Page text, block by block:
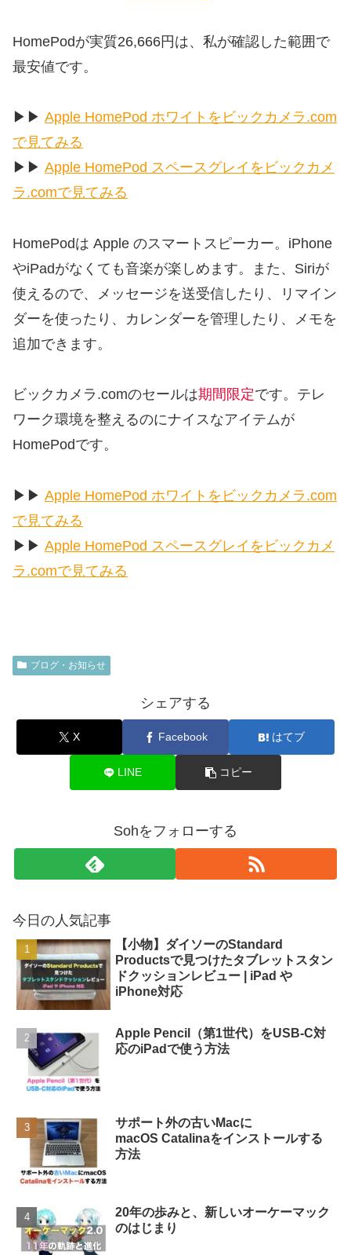
HomePodが実質26,666円は、私が確認した範囲で
最安値です。
▶︎▶︎ Apple HomePod ホワイトをビックカメラ.com
で見てみる
▶︎▶︎ Apple HomePod スペースグレイをビックカメ
ラ.comで見てみる
HomePodは Apple のスマートスピーカー。iPhone
やiPadがなくても音楽が楽しめます。また、Siriが
使えるので、メッセージを送受信したり、リマイン
ダーを使ったり、カレンダーを管理したり、メモを
追加できます。
ビックカメラ.comのセールは期間限定です。テレ
ワーク環境を整えるのにナイスなアイテムが
HomePodです。
▶︎▶︎ Apple HomePod ホワイトをビックカメラ.com
で見てみる
▶︎▶︎ Apple HomePod スペースグレイをビックカメ
ラ.comで見てみる
ブログ・お知らせ
シェアする
X Facebook はてブ
LINE コピー
Sohをフォローする
今日の人気記事
【小物】ダイソーのStandard
Productsで見つけたタブレットスタン
ドクッションレビュー | iPad や
iPhone対応
Apple Pencil（第1世代）をUSB-C対
応のiPadで使う方法
サポート外の古いMacに
macOS Catalinaをインストールする
方法
20年の歩みと、新しいオーケーマック
のはじまり